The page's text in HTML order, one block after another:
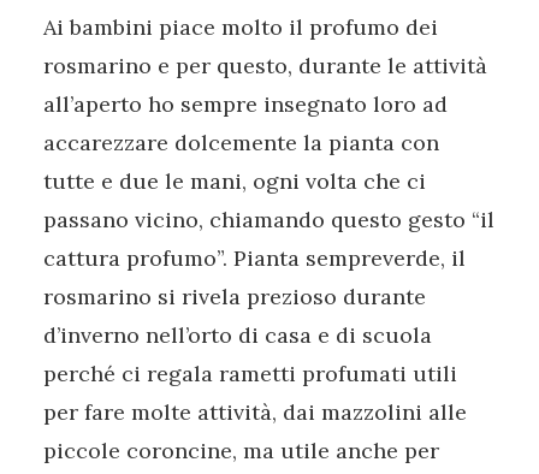
Ai bambini piace molto il profumo dei
rosmarino e per questo, durante le attività
all’aperto ho sempre insegnato loro ad
accarezzare dolcemente la pianta con
tutte e due le mani, ogni volta che ci
passano vicino, chiamando questo gesto “il
cattura profumo”. Pianta sempreverde, il
rosmarino si rivela prezioso durante
d’inverno nell’orto di casa e di scuola
perché ci regala rametti profumati utili
per fare molte attività, dai mazzolini alle
piccole coroncine, ma utile anche per